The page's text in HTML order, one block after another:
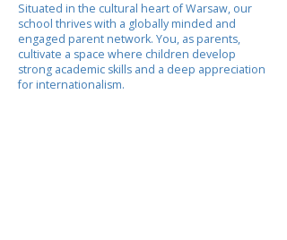
Situated in the cultural heart of Warsaw, our
school thrives with a globally minded and
engaged parent network. You, as parents,
cultivate a space where children develop
strong academic skills and a deep appreciation
for internationalism.